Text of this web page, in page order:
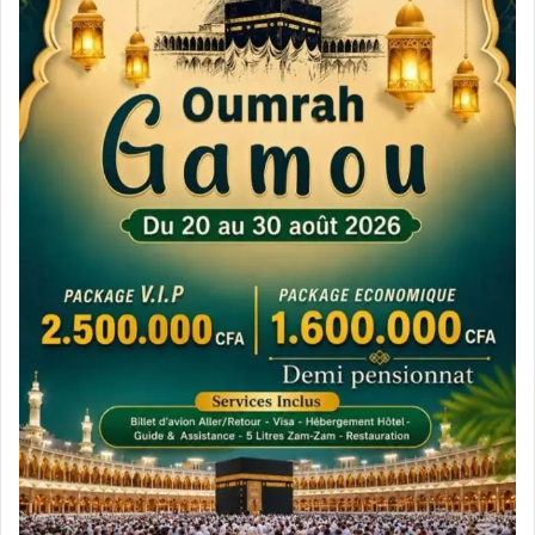
بحول الله وقوته حتى يتغلب أهل البيان على حواجز
الزمان والمكان، مسهمين بذلك في تجذير أواصر
المحبة والإيخاء بين الشعوب”.
وهنأ ولد السيد الشعراء الموريتانيين الذين وقعوا
عقودا لإصدار دواوينهم هذه السنة ضمن إصدارات
دائرة الثقافة بالشارقة.
وأكد ولد السيد أنه “ما كان لبيت الشعر- نواكشوط أن
ينفذ برامجه الأسبوعية والشهرية والفصلية والسنوية،
وأن يطبع الدواوين والكتب كل سنة لولا الدعم
السخي، والتوجيه الرشيد اللذان يتلقاهما من دائرة
الثقافة بحكومة الشارقة التي دأبت على تحمل عناء
السفر لتواكب جمهور الشعر والثقافة فرحة هذا
المهرجان فلها منا جزيل الشكر وعظيم الامتنان”.
وأكد ولد السيد كما أن “الاحتضان الرسمي والشعبي
الذي وجدناه لدى السلطات الجهوية والعمومية، ولدى
المثقفين شجعنا على تحمل هذه الأمانة، ودفعنا إلى